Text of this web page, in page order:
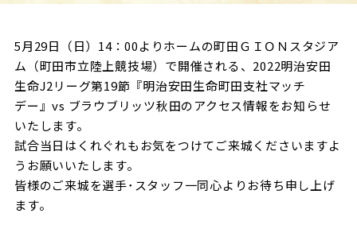
グッズ
メディア
ホームタウン活動
アカデミー
スクール
その他
チケット販売スケジュール
️スタジアムを知る
スタジアムアクセス
スタジアムマップ
観戦方法を知る
スタジアム観戦ガイド
ＦＣ町田ゼルビアについて
選手・スタッフ紹介
ファンクラブ
クラブゼルビスタへの入会
シーズンシート
ＦＣ町田ゼルビアをサポート
トレーニングの見学・ファンサービス
グッズを買う
グッズを買うトップ
オンラインストア
ユニフォーム
ホームタウン
ホームタウントップ
ゼルビアアシスト募集
パートナー
パートナートップ
5月29日（日）14：00よりホームの町田ＧＩＯＮスタジア
ム（町田市立陸上競技場）で開催される、2022明治安田
生命J2リーグ第19節『明治安田生命町田支社マッチ
デー』vs ブラウブリッツ秋田のアクセス情報をお知らせ
いたします。
試合当日はくれぐれもお気をつけてご来城くださいますよ
うお願いいたします。
皆様のご来城を選手･スタッフ一同心よりお待ち申し上げ
ます。